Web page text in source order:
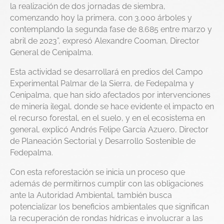
la realización de dos jornadas de siembra,
comenzando hoy la primera, con 3.000 árboles y
contemplando la segunda fase de 8.685 entre marzo y
abril de 2023”, expresó Alexandre Cooman, Director
General de Cenipalma.
Esta actividad se desarrollará en predios del Campo
Experimental Palmar de la Sierra, de Fedepalma y
Cenipalma, que han sido afectados por intervenciones
de minería ilegal, donde se hace evidente el impacto en
el recurso forestal, en el suelo, y en el ecosistema en
general, explicó Andrés Felipe García Azuero, Director
de Planeación Sectorial y Desarrollo Sostenible de
Fedepalma.
Con esta reforestación se inicia un proceso que
además de permitirnos cumplir con las obligaciones
ante la Autoridad Ambiental, también busca
potencializar los beneficios ambientales que significan
la recuperación de rondas hídricas e involucrar a las